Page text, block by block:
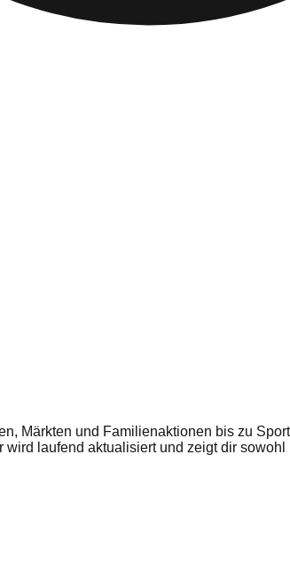
Märkten und Familienaktionen bis zu
wird laufend aktualisiert und zeigt dir